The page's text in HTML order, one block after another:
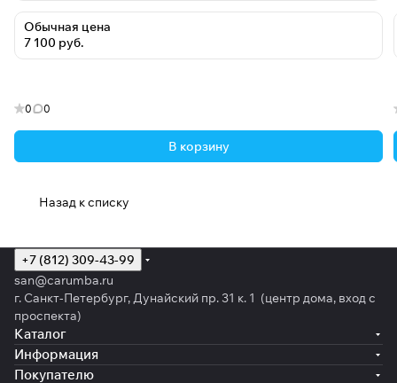
Обычная цена
7 100 руб.
0 0
В корзину
Назад к списку
+7 (812) 309-43-99
san@carumba.ru
г. Санкт-Петербург, Дунайский пр. 31 к. 1 (центр дома, вход с
проспекта)
Каталог
Информация
Покупателю